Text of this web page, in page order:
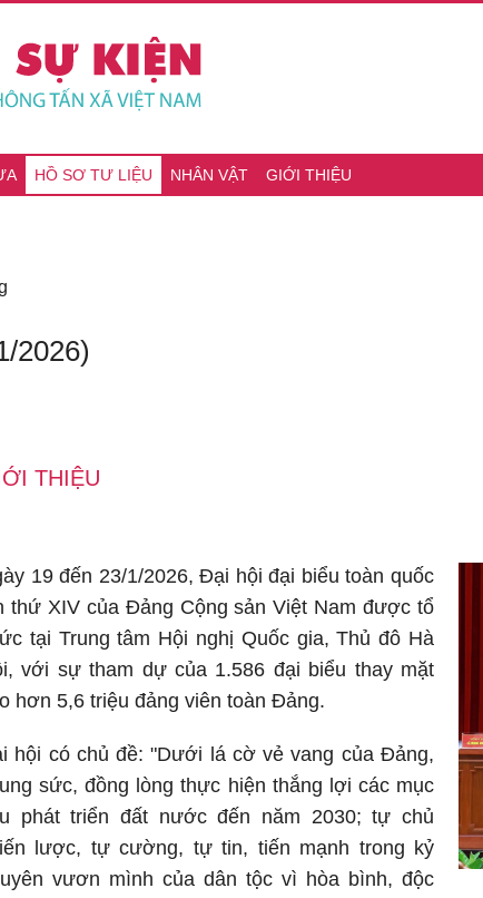
HỒ SƠ TƯ LIỆU NHÂN VẬT GIỚI THIỆU
2026)
THIỆU
19 đến 23/1/2026, Đại hội đại biểu toàn quốc
thứ XIV của Đảng Cộng sản Việt Nam được tổ
tại Trung tâm Hội nghị Quốc gia, Thủ đô Hà
với sự tham dự của 1.586 đại biểu thay mặt
hơn 5,6 triệu đảng viên toàn Đảng.
hội có chủ đề: "Dưới lá cờ vẻ vang của Đảng,
sức, đồng lòng thực hiện thắng lợi các mục
phát triển đất nước đến năm 2030; tự chủ
lược, tự cường, tự tin, tiến mạnh trong kỷ
vươn mình của dân tộc vì hòa bình, độc